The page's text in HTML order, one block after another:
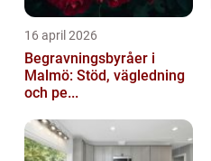
16 april 2026
Begravningsbyråer i
Malmö: Stöd, vägledning
och pe...